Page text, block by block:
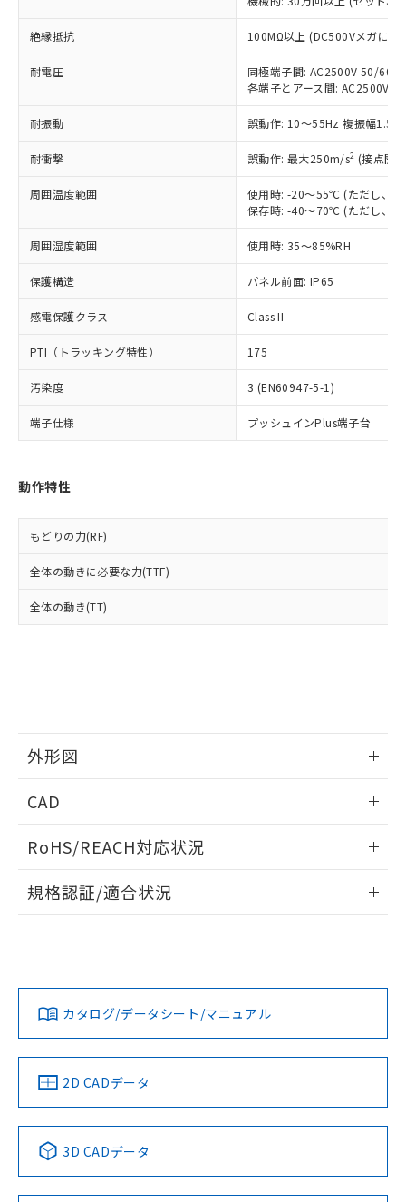
絶縁抵抗 100MΩ以上 (DC500Vメガにて
耐電圧
同極端子間: AC2500V 50/
各端子とアース間: AC2500V
耐振動 誤動作: 10～55Hz 複振幅
耐衝撃 誤動作: 最大250m/s2 (接点開
周囲温度範囲
使用時: -20～55℃ (ただし、氷
保存時: -40～70℃ (ただし、氷
周囲湿度範囲 使用時: 35～85%RH
保護構造 パネル前面: IP65
感電保護クラス Class II
PTI（トラッキング特性） 175
汚染度 3 (EN60947-5-1)
端子仕様 プッシュインPlus端子台
動作特性
もどりの力(RF)
全体の動きに必要な力(TTF)
全体の動き(TT)
外形図
CAD
ドすることができます。
ログイン/会員登録
ダウンロードデータをご利用いただく前に、以下を必ずお読
みください。
ソフトウェアの使用条件
RoHS/REACH対応状況
EU RoHS 注意事項・凡例
対応済み
中国 RoHS 注意事項・凡例
Pb Hg Cd Cr(VI)
規格認証/適合状況
LR型式承認
（イギリス
船舶規格）
DNV型式承認
（ノルウェー
BV型式承認
（フランス
KR型式
（韓国
No No No No
この製品の規格認証/適合状況ページへ
その他の認証はこちらのページからご検索ください
カタログ/データシート/マニュアル
2D CADデータ
3D CADデータ
ことをご了承ください。
在庫状況および標準価格照会結果は、
記載している更新日時点での社内デー
タに基づき作成されるものであり、閲
覧された時点での実際の在庫および標
準価格とは異なる場合があることをご
正式な納期状況および標準価格はお客
様のお取引先、またはお客様担当のオ
ムロン制御機器販売店・当社販売員に
オムロン制御機器販売店や当社販売拠
販売ネットワーク
」をご確認
在庫状況および標準価格結果を当社の
示しないようお願いします。
マイパーツ機能（部品リスト作成サー
ビス）をご利用いただくには、I-Web
メンバーズにご登録されている必要が
お客様が当ウェブサイト上で当社にご
登録された部品リストについて、当社
をご了承ください。
※当社の共同利用者とは、
用者の範囲」に記載されている法人を
いたものが、含有品と判明した場合などや
むを得ず変更することがあります。
鉛(Pb) 1000ppm以下、 水銀(Hg) 1000ppm以下、 カド
六価クロム(Cr(Ⅵ)) 1000ppm以下、ポリ臭化ビフェニル
類(PBB) 1000ppm以下、ポリ臭化ジフェニルエーテル類
ルベンジル（BBP） 1000ppm以下、フタル酸ジブチル
（DBP） 1000ppm以下、フタル酸ジイソブチル
(DIBP) 1000ppm以下
但し、RoHS指令で産業用監視および制御機器に対する
フタル酸エステル類の４物質については閾値を超える意
図的な使用がないことを確認しています。
部品在庫の切り替え状況などにより、予定
月が前後することがあります。
※3 非含有証明書ダウンロード
EU RoHS指令（10物質）の非含有証明書
51物質の非含有証明書（当社基準）
※本証明書は発行日時点で非含有を証明す
るもので、過去に遡って非含有を証明する
ものではありません。
また、RoHS指令のフタル酸エステル類４
り、2022年1月12日より割愛しておりま
す。
基準値を超えていることを示します。
「－」：未確認です。当社販売部門へお問
い合わせください。
*中国RoHS10物質の基準値 (GB/T26572)：
Pb(鉛) :1000ppm、 Hg(水銀) : 1000ppm、 Cd(カドミウ
Cr(Ⅵ)(六価クロム) : 1000ppm、 PBBs(ポリ臭化ビフェ
ニル類) : 1000ppm、 PBDEs(ポリ臭化ジフェニルエーテ
DBP(フタル酸ジブチル) : 1000ppm、 DIBP(フタル酸ジ
イソブチル) : 1000ppm、 BBP(フタル酸ブチルベンジ
ル) : 1000ppm、
DEHP(フタル酸ビス(2-エチルヘキシル)) : 1000ppm
「ｅ」：有害物質（10物質）のすべてが基
準値以下であることを示します。
「10」：通常の使用状況下において有害物
質が外部に漏えいし、環境に深刻な影響を
及ぼさない年数を意味します。
「－」：未確認です。当社販売部門へお問
当社は、これら貴社製品のうち、外国
為替および外国貿易法に定める商品
（以下｢規制貨物等」という）を輸出
または国外への提供する場合は、日本
国政府の輸出許可(または役務取引許
可)を取得するなどの必要な手続きを
全に破砕するなど、違法に輸出されな
いよう必要な手段を講じます。
当社は貴社製品を、核兵器、ミサイ
ル、化学兵器、生物兵器またはその他
武器並びにこれらの製造装置等に一切
当社は、貴社製品を第三者に販売する
場合は、上記1、2および3の内容を当
該第三者に通知します。また当社は、
販売先および販売に係わる関係者が違
法に輸出するおそれがある場合は、取
一定数以上の在庫あり
在庫なし(最新の在庫状況につ
いては、お客様のお取引先、ま
たはお客様担当のオムロン制御
機器販売店・当社販売員にご確
空
受注生産機種、また在庫状況の
情報を公開していない機種